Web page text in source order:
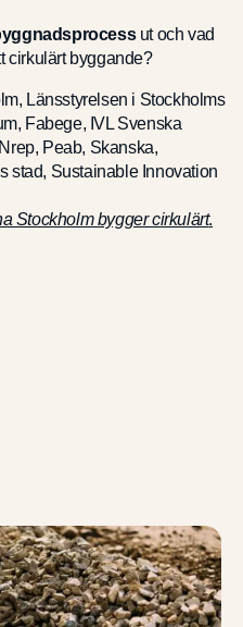
ut och vad
cirkulärt byggande?
Länsstyrelsen i Stockholms
Fabege, IVL Svenska
Peab, Skanska,
stad, Sustainable Innovation
Stockholm bygger cirkulärt.